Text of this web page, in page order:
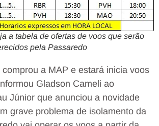
a tabela de ofertas de voos que serão
pela Passaredo
a MAP e estará inicia voos
Gladson Cameli ao
Júnior que anunciou a novidade
grave problema de isolamento da